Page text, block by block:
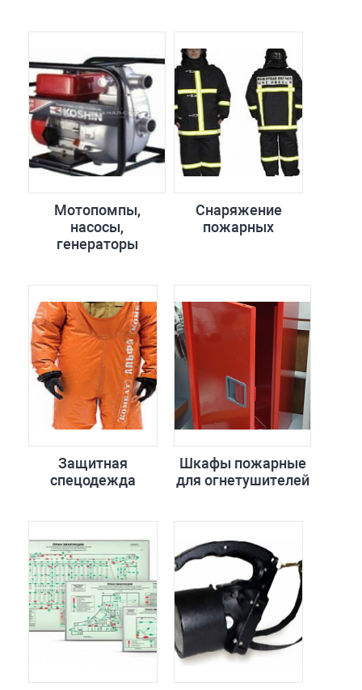
Мотопомпы,
насосы,
генераторы
Снаряжение
пожарных
Защитная
спецодежда
Шкафы пожарные
для огнетушителей